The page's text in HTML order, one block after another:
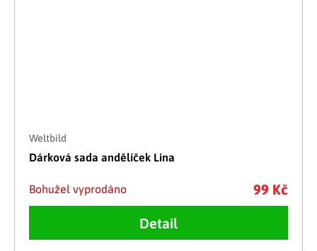
Weltbild
Dárková sada andělíček Lina
Bohužel vyprodáno 99 Kč
Detail